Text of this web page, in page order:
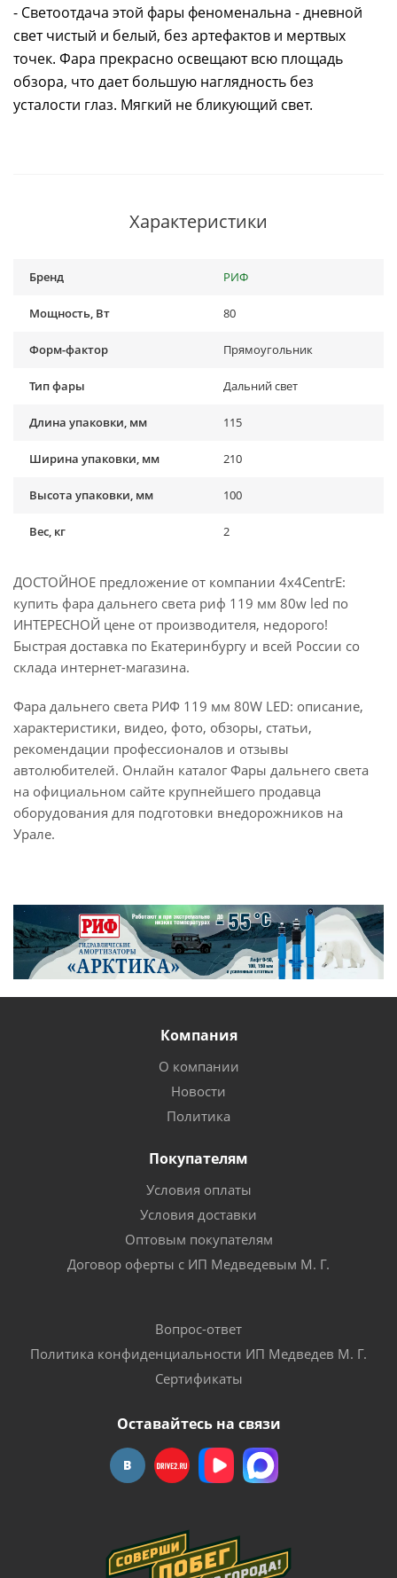
- Светоотдача этой фары феноменальна - дневной
свет чистый и белый, без артефактов и мертвых
точек. Фара прекрасно освещают всю площадь
обзора, что дает большую наглядность без
усталости глаз. Мягкий не бликующий свет.
Характеристики
Бренд РИФ
Мощность, Вт 80
Форм-фактор Прямоугольник
Тип фары Дальний свет
Длина упаковки, мм 115
Ширина упаковки, мм 210
Высота упаковки, мм 100
Вес, кг 2
ДОСТОЙНОЕ предложение от компании 4x4CentrE:
купить фара дальнего света риф 119 мм 80w led по
ИНТЕРЕСНОЙ цене от производителя, недорого!
Быстрая доставка по Екатеринбургу и всей России со
склада интернет-магазина.
Фара дальнего света РИФ 119 мм 80W LED: описание,
характеристики, видео, фото, обзоры, статьи,
рекомендации профессионалов и отзывы
автолюбителей. Онлайн каталог Фары дальнего света
на официальном сайте крупнейшего продавца
оборудования для подготовки внедорожников на
Урале.
Компания
О компании
Новости
Политика
Покупателям
Условия оплаты
Условия доставки
Оптовым покупателям
Договор оферты с ИП Медведевым М. Г.
Вопрос-ответ
Политика конфиденциальности ИП Медведев М. Г.
Сертификаты
Оставайтесь на связи